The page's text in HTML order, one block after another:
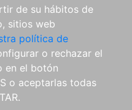
de su hábitos de
sitios web
política de
o rechazar el
en el botón
o aceptarlas todas